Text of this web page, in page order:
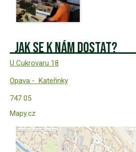
Jak se k nám dostat?
U Cukrovaru 18
Opava - Kateřinky
747 05
Mapy.cz